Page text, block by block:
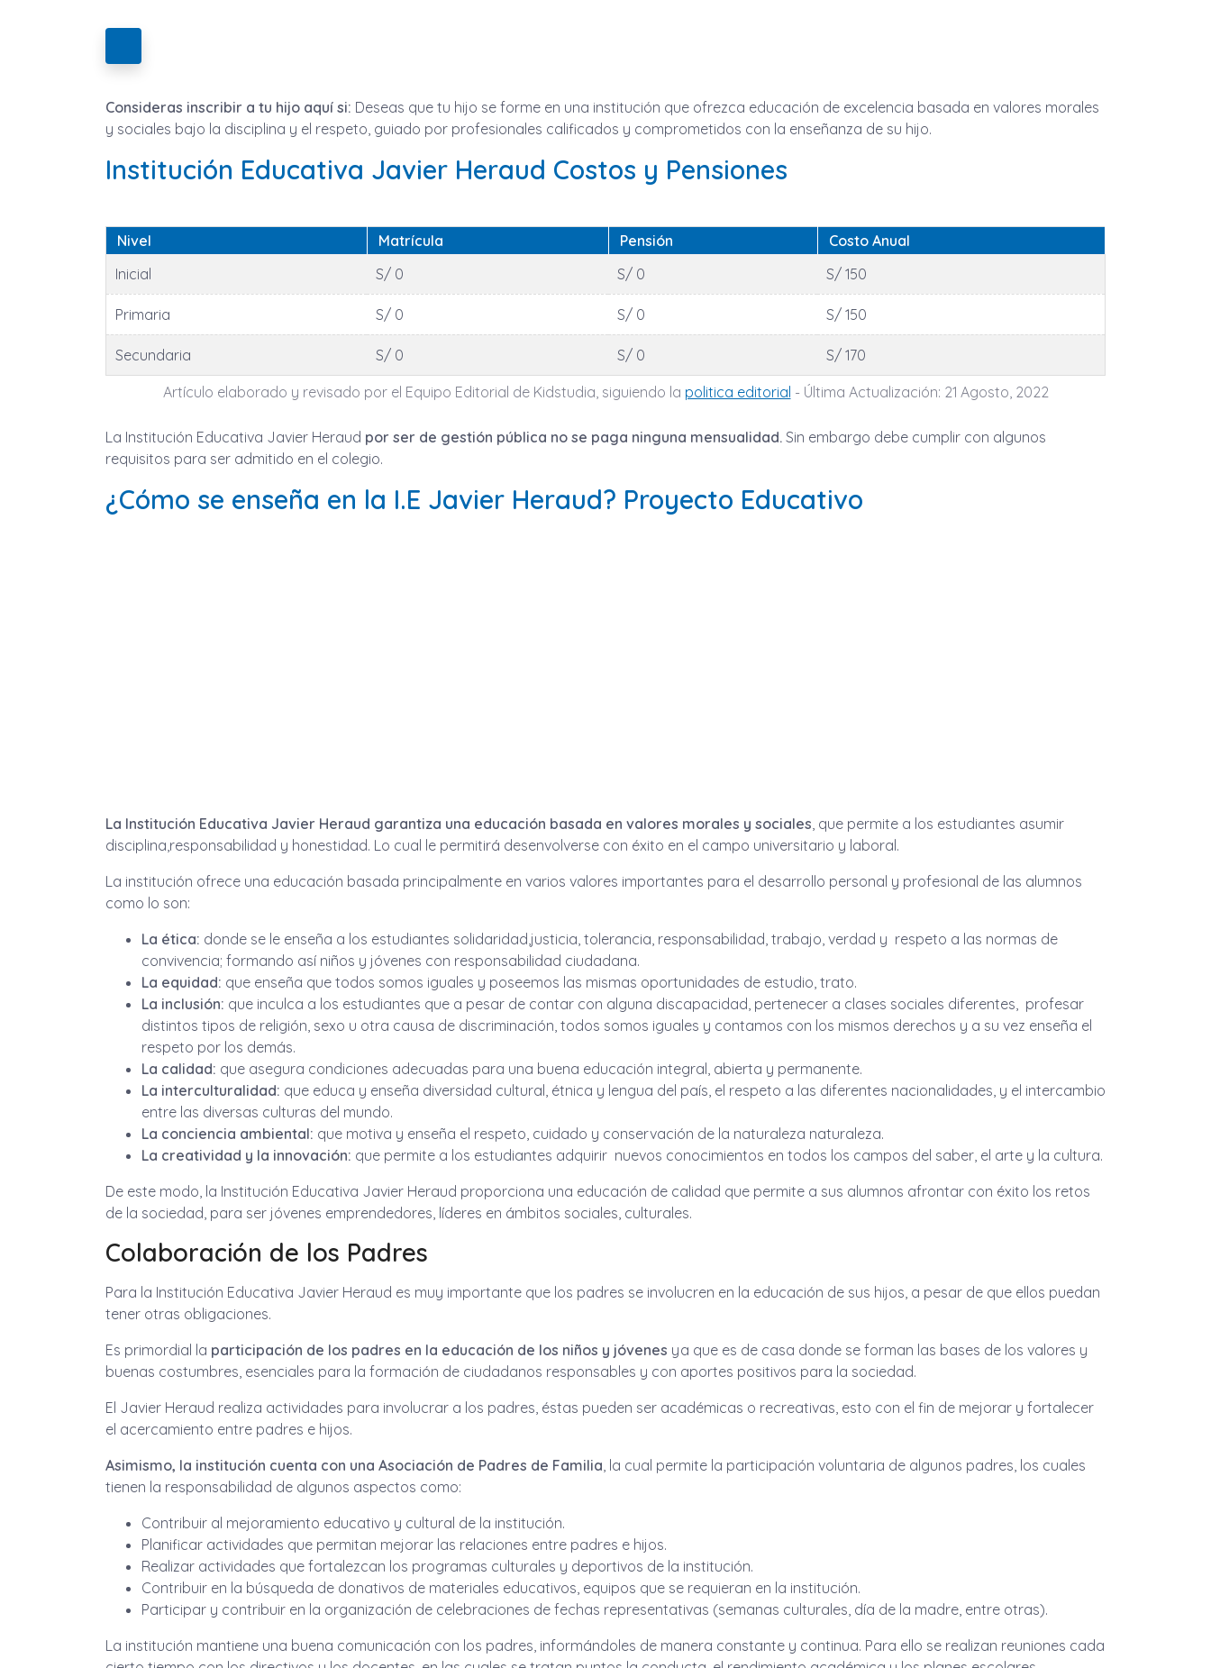
Consideras inscribir a tu hijo aquí si: Deseas que tu hijo se forme en una institución que ofrezca educación de excelencia basada en valores morales
y sociales bajo la disciplina y el respeto, guiado por profesionales calificados y comprometidos con la enseñanza de su hijo.
Institución Educativa Javier Heraud Costos y Pensiones
Nivel Matrícula Pensión
Costo Anual
Inicial
S/ 0 S/ 0 S/ 150
Primaria S/ 0 S/ 0 S/ 150
Secundaria S/ 0 S/ 0 S/ 170
Artículo elaborado y revisado por el Equipo Editorial de Kidstudia, siguiendo la politica editorial - Última Actualización: 21 Agosto, 2022
La Institución Educativa Javier Heraud por ser de gestión pública no se paga ninguna mensualidad. Sin embargo debe cumplir con algunos
requisitos para ser admitido en el colegio.
¿Cómo se enseña en la I.E Javier Heraud? Proyecto Educativo
La Institución Educativa Javier Heraud garantiza una educación basada en valores morales y sociales, que permite a los estudiantes asumir
disciplina,responsabilidad y honestidad. Lo cual le permitirá desenvolverse con éxito en el campo universitario y laboral.
La institución ofrece una educación basada principalmente en varios valores importantes para el desarrollo personal y profesional de las alumnos
como lo son:
La ética: donde se le enseña a los estudiantes solidaridad,justicia, tolerancia, responsabilidad, trabajo, verdad y respeto a las normas de
convivencia; formando así niños y jóvenes con responsabilidad ciudadana.
La equidad: que enseña que todos somos iguales y poseemos las mismas oportunidades de estudio, trato.
La inclusión: que inculca a los estudiantes que a pesar de contar con alguna discapacidad, pertenecer a clases sociales diferentes, profesar
distintos tipos de religión, sexo u otra causa de discriminación, todos somos iguales y contamos con los mismos derechos y a su vez enseña el
respeto por los demás.
La calidad: que asegura condiciones adecuadas para una buena educación integral, abierta y permanente.
La interculturalidad: que educa y enseña diversidad cultural, étnica y lengua del país, el respeto a las diferentes nacionalidades, y el intercambio
entre las diversas culturas del mundo.
La conciencia ambiental: que motiva y enseña el respeto, cuidado y conservación de la naturaleza naturaleza.
La creatividad y la innovación: que permite a los estudiantes adquirir nuevos conocimientos en todos los campos del saber, el arte y la cultura.
De este modo, la Institución Educativa Javier Heraud proporciona una educación de calidad que permite a sus alumnos afrontar con éxito los retos
de la sociedad, para ser jóvenes emprendedores, líderes en ámbitos sociales, culturales.
Colaboración de los Padres
Para la Institución Educativa Javier Heraud es muy importante que los padres se involucren en la educación de sus hijos, a pesar de que ellos puedan
tener otras obligaciones.
Es primordial la participación de los padres en la educación de los niños y jóvenes ya que es de casa donde se forman las bases de los valores y
buenas costumbres, esenciales para la formación de ciudadanos responsables y con aportes positivos para la sociedad.
El Javier Heraud realiza actividades para involucrar a los padres, éstas pueden ser académicas o recreativas, esto con el fin de mejorar y fortalecer
el acercamiento entre padres e hijos.
Asimismo, la institución cuenta con una Asociación de Padres de Familia, la cual permite la participación voluntaria de algunos padres, los cuales
tienen la responsabilidad de algunos aspectos como:
Contribuir al mejoramiento educativo y cultural de la institución.
Planificar actividades que permitan mejorar las relaciones entre padres e hijos.
Realizar actividades que fortalezcan los programas culturales y deportivos de la institución.
Contribuir en la búsqueda de donativos de materiales educativos, equipos que se requieran en la institución.
Participar y contribuir en la organización de celebraciones de fechas representativas (semanas culturales, día de la madre, entre otras).
La institución mantiene una buena comunicación con los padres, informándoles de manera constante y continua. Para ello se realizan reuniones cada